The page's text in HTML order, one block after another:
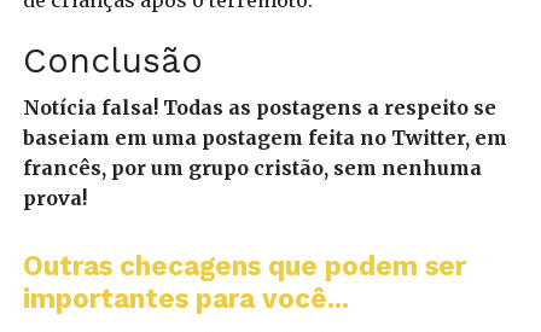
Conclusão
Notícia falsa! Todas as postagens a respeito se
baseiam em uma postagem feita no Twitter, em
francês, por um grupo cristão, sem nenhuma
prova!
Outras checagens que podem ser
importantes para você...